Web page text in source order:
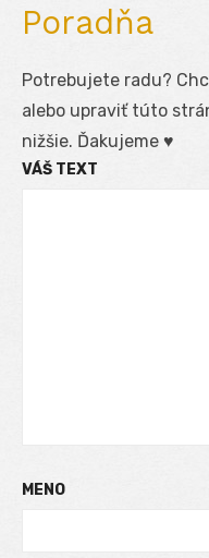
Poradňa
Potrebujete radu?
alebo upraviť túto
nižšie. Ďakujeme ♥
VÁŠ TEXT
MENO